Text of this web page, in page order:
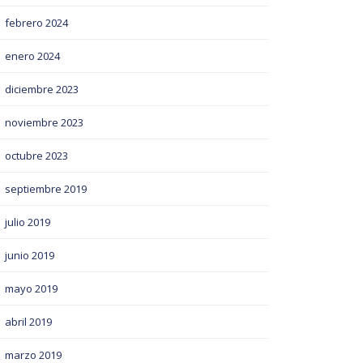
febrero 2024
enero 2024
diciembre 2023
noviembre 2023
octubre 2023
septiembre 2019
julio 2019
junio 2019
mayo 2019
abril 2019
marzo 2019